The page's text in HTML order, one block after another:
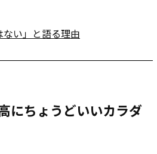
い」と語る理由
にちょうどいいカラダ